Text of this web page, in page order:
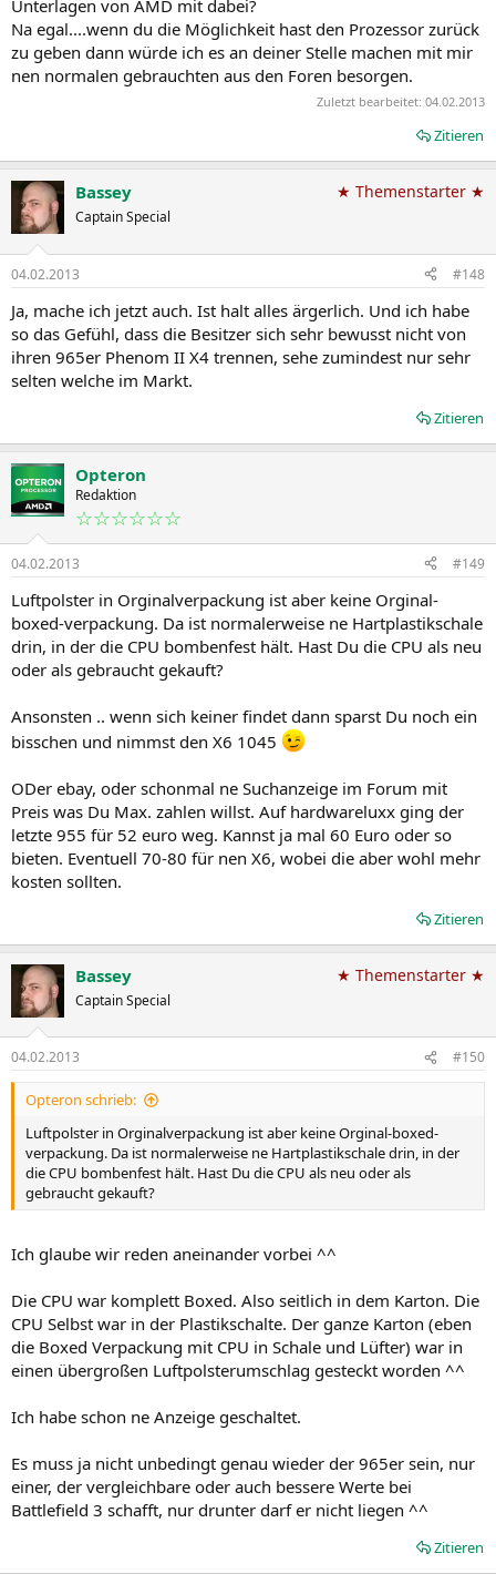
Unterlagen von AMD mit dabei?
Na egal....wenn du die Möglichkeit hast den Prozessor zurück
zu geben dann würde ich es an deiner Stelle machen mit mir
nen normalen gebrauchten aus den Foren besorgen.
Zuletzt bearbeitet: 04.02.2013
Zitieren
Bassey
Captain Special
★ Themenstarter ★
04.02.2013 #148
Ja, mache ich jetzt auch. Ist halt alles ärgerlich. Und ich habe
so das Gefühl, dass die Besitzer sich sehr bewusst nicht von
ihren 965er Phenom II X4 trennen, sehe zumindest nur sehr
selten welche im Markt.
Zitieren
Opteron
Redaktion
☆☆☆☆☆☆
04.02.2013 #149
Luftpolster in Orginalverpackung ist aber keine Orginal-
boxed-verpackung. Da ist normalerweise ne Hartplastikschale
drin, in der die CPU bombenfest hält. Hast Du die CPU als neu
oder als gebraucht gekauft?
Ansonsten .. wenn sich keiner findet dann sparst Du noch ein
bisschen und nimmst den X6 1045
ODer ebay, oder schonmal ne Suchanzeige im Forum mit
Preis was Du Max. zahlen willst. Auf hardwareluxx ging der
letzte 955 für 52 euro weg. Kannst ja mal 60 Euro oder so
bieten. Eventuell 70-80 für nen X6, wobei die aber wohl mehr
kosten sollten.
Zitieren
Bassey
Captain Special
★ Themenstarter ★
04.02.2013 #150
Opteron schrieb:
Luftpolster in Orginalverpackung ist aber keine Orginal-boxed-
verpackung. Da ist normalerweise ne Hartplastikschale drin, in der
die CPU bombenfest hält. Hast Du die CPU als neu oder als
gebraucht gekauft?
Ich glaube wir reden aneinander vorbei ^^
Die CPU war komplett Boxed. Also seitlich in dem Karton. Die
CPU Selbst war in der Plastikschalte. Der ganze Karton (eben
die Boxed Verpackung mit CPU in Schale und Lüfter) war in
einen übergroßen Luftpolsterumschlag gesteckt worden ^^
Ich habe schon ne Anzeige geschaltet.
Es muss ja nicht unbedingt genau wieder der 965er sein, nur
einer, der vergleichbare oder auch bessere Werte bei
Battlefield 3 schafft, nur drunter darf er nicht liegen ^^
Zitieren